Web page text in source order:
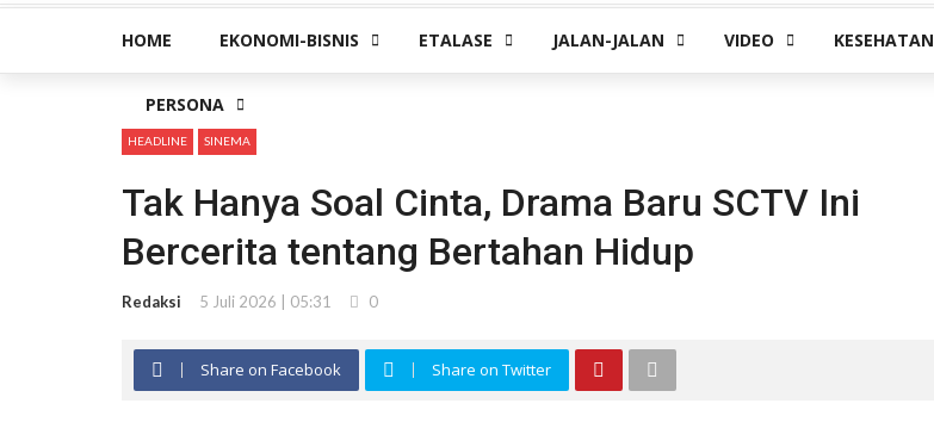
HOME EKONOMI-BISNIS ETALASE JALAN-JALAN VIDEO KESEHATAN
PERSONA
HEADLINE SINEMA
Tak Hanya Soal Cinta, Drama Baru SCTV Ini
Bercerita tentang Bertahan Hidup
Redaksi 5 Juli 2026 | 05:31 0
Share on Facebook Share on Twitter